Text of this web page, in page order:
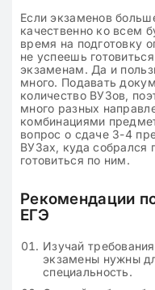
Если экзаменов
качественно ко всем
время на подготовку
не успеешь
экзаменам. Да и
много. Подавать
количество ВУЗов,
много разных
комбинациями
вопрос о сдаче 3-4
ВУЗах, куда собрался
готовиться по ним.
Рекомендации
ЕГЭ
Изучай
экзамены нужны
специальность.